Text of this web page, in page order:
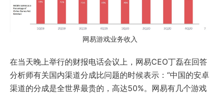
网易游戏业务收入
在当天晚上举行的财报电话会议上，网易CEO丁磊在回答
分析师有关国内渠道分成比问题的时候表示：“中国的安卓
渠道的分成是全世界最贵的，高达50%。网易有几个游戏